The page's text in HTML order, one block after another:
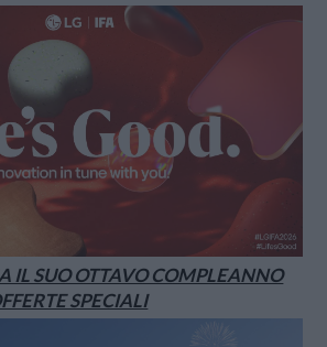
IL SUO OTTAVO COMPLEANNO
SPECIALI